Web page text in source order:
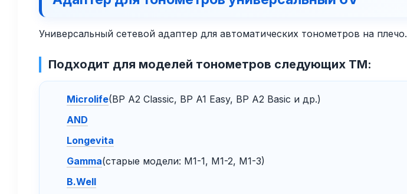
Универсальный сетевой адаптер для автоматических тонометров на плечо.
Подходит для моделей тонометров следующих ТМ:
Microlife(BP A2 Classic, BP A1 Easy, BP A2 Basic и др.)
AND
Longevita
Gamma(старые модели: M1-1, M1-2, M1-3)
B.Well